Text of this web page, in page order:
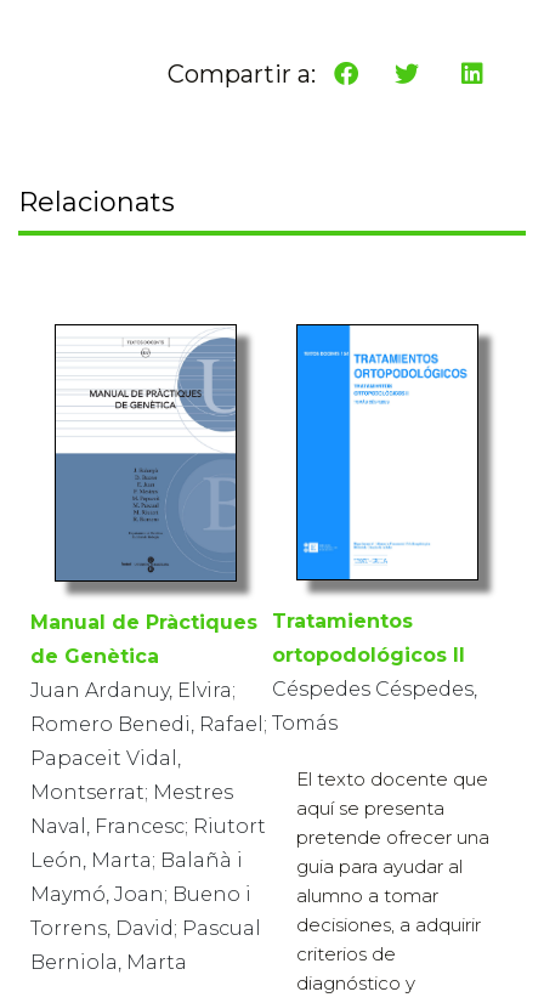
Compartir a:
Relacionats
Manual de Pràctiques
de Genètica
Juan Ardanuy, Elvira;
Romero Benedi, Rafael;
Papaceit Vidal,
Montserrat; Mestres
Naval, Francesc; Riutort
León, Marta; Balañà i
Maymó, Joan; Bueno i
Torrens, David; Pascual
Berniola, Marta
Tratamientos
ortopodológicos II
Céspedes Céspedes,
Tomás
El texto docente que
aquí se presenta
pretende ofrecer una
guia para ayudar al
alumno a tomar
decisiones, a adquirir
criterios de
diagnóstico y